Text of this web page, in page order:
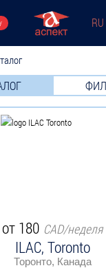
RU
от 180 CAD/неделя
ILAC, Toronto
Торонто, Канада